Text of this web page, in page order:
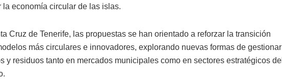
la economía circular de las islas.
Cruz de Tenerife, las propuestas se han orientado a reforzar la transición
más circulares e innovadores, explorando nuevas formas de gestionar
y residuos tanto en mercados municipales como en sectores estratégicos del